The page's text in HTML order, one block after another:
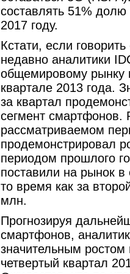
составлять 51%
2017 году.
Кстати, если
недавно аналитики
общемировому рынку
квартале 2013 года.
за квартал
сегмент смартфонов.
рассматриваемом
продемонстрировал
периодом прошлого
поставили на рынок
то время как за
млн.
Прогнозируя
смартфонов,
значительным ростом
четвертый квартал